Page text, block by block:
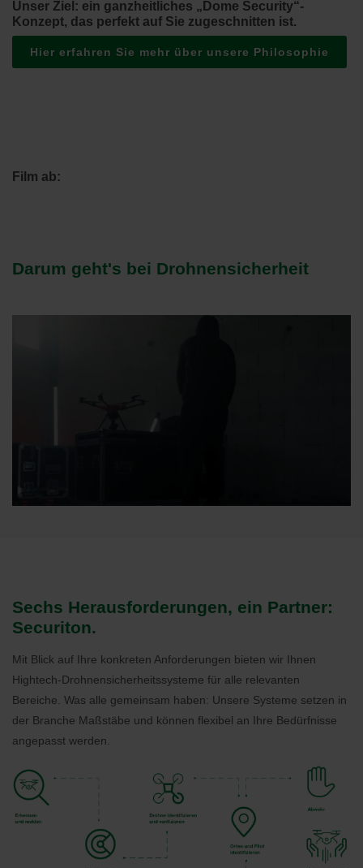
Unser Ziel: ein ganzheitliches „Dome Security“-
Konzept, das perfekt auf Sie zugeschnitten ist.
Hier erfahren Sie mehr über unsere Philosophie
Film ab:
Darum geht's bei Drohnensicherheit
Sechs Herausforderungen, ein Partner:
Securiton.
Mit Blick auf Ihre konkreten Anforderungen bieten wir Ihnen
Hightech-Drohnensicherheitssysteme für alle relevanten
Bereiche. Was alle gemeinsam haben: Unsere Systeme setzen in
der Branche Maßstäbe und können flexibel an Ihre Bedürfnisse
angepasst werden.